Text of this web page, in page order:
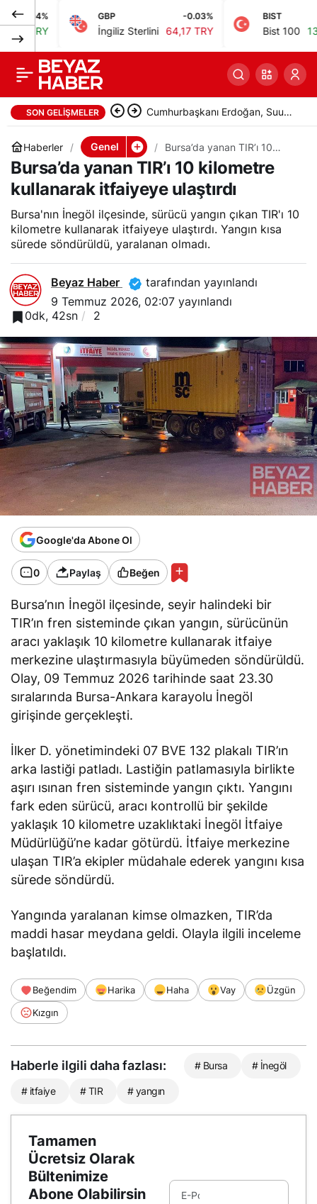
GBP
İngiliz Sterlini 64,17 TRY
BIST
Bist 100
SON GELIŞMELER Cumhurbaşkanı Erdoğan, Suudi
görüştü
Haberler Genel
Bursa’da yanan TIR’ı 10
kilometre kullanarak
itfaiyeye ulaştırdı
Bursa’da yanan TIR’ı 10 kilometre
kullanarak itfaiyeye ulaştırdı
Bursa'nın İnegöl ilçesinde, sürücü yangın çıkan TIR'ı 10
kilometre kullanarak itfaiyeye ulaştırdı. Yangın kısa
sürede söndürüldü, yaralanan olmadı.
Beyaz Haber
tarafından yayınlandı
9 Temmuz 2026, 02:07 yayınlandı
0dk, 42sn
2
Google'da Abone Ol
0 Paylaş Beğen
Bursa’nın İnegöl ilçesinde, seyir halindeki bir
TIR’ın fren sisteminde çıkan yangın, sürücünün
aracı yaklaşık 10 kilometre kullanarak itfaiye
merkezine ulaştırmasıyla büyümeden söndürüldü.
Olay, 09 Temmuz 2026 tarihinde saat 23.30
sıralarında Bursa-Ankara karayolu İnegöl
girişinde gerçekleşti.
İlker D. yönetimindeki 07 BVE 132 plakalı TIR’ın
arka lastiği patladı. Lastiğin patlamasıyla birlikte
aşırı ısınan fren sisteminde yangın çıktı. Yangını
fark eden sürücü, aracı kontrollü bir şekilde
yaklaşık 10 kilometre uzaklıktaki İnegöl İtfaiye
Müdürlüğü’ne kadar götürdü. İtfaiye merkezine
ulaşan TIR’a ekipler müdahale ederek yangını kısa
sürede söndürdü.
Yangında yaralanan kimse olmazken, TIR’da
maddi hasar meydana geldi. Olayla ilgili inceleme
başlatıldı.
Beğendim Harika Haha Vay
Üzgün
Kızgın
Haberle ilgili daha fazlası: # Bursa # İnegöl
# itfaiye # TIR # yangın
Tamamen
Ücretsiz Olarak
Bültenimize
Abone Olabilirsin
İzlanda Başbakanı
Frostadottir, Ankara
Kalesi’ni gezdi
0 Paylaş